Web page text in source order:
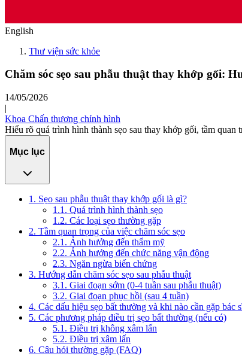
English
Thư viện sức khỏe
Chăm sóc sẹo sau phẫu thuật thay khớp gối:
14/05/2026
|
Khoa Chấn thương chỉnh hình
Hiểu rõ quá trình hình thành sẹo sau thay khớp gối, tầm
Mục lục
1. Sẹo sau phẫu thuật thay khớp gối là gì?
1.1. Quá trình hình thành sẹo
1.2. Các loại sẹo thường gặp
2. Tầm quan trọng của việc chăm sóc sẹo
2.1. Ảnh hưởng đến thẩm mỹ
2.2. Ảnh hưởng đến chức năng vận động
2.3. Ngăn ngừa biến chứng
3. Hướng dẫn chăm sóc sẹo sau phẫu thuật
3.1. Giai đoạn sớm (0-4 tuần sau phẫu thuật)
3.2. Giai đoạn phục hồi (sau 4 tuần)
4. Các dấu hiệu sẹo bất thường và khi nào cần gặp bác
5. Các phương pháp điều trị sẹo bất thường (nếu có)
5.1. Điều trị không xâm lấn
5.2. Điều trị xâm lấn
6. Câu hỏi thường gặp (FAQ)